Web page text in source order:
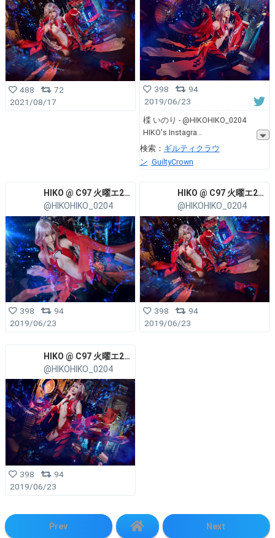
488
72
2021/08/17
398
94
2019/06/23
楪 いのり - @HIKOHIKO_0204
HIKO's Instagra
検索： ギルティクラウ
ン GuiltyCrown
HIKO @ C97 火曜エ26b
@HIKOHIKO_0204
398
94
2019/06/23
HIKO @ C97 火曜エ26b
@HIKOHIKO_0204
398
94
2019/06/23
HIKO @ C97 火曜エ26b
@HIKOHIKO_0204
398
94
2019/06/23
Prev Next